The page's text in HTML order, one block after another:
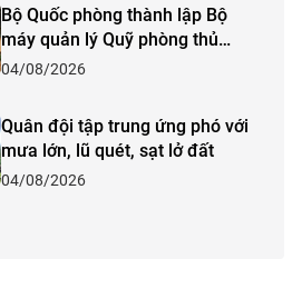
Bộ Quốc phòng thành lập Bộ
máy quản lý Quỹ phòng thủ
dân sự Trung ương
04/08/2026
Quân đội tập trung ứng phó với
mưa lớn, lũ quét, sạt lở đất
04/08/2026